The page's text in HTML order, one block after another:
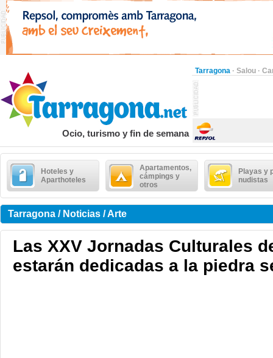
Tarragona · Salou ·
Ocio, turismo y fin de semana
Hoteles y
Aparthoteles
Apartamentos,
cámpings y
otros
Playas y
nudistas
Tarragona / Noticias / Arte
Las XXV Jornadas Culturales
estarán dedicadas a la piedra